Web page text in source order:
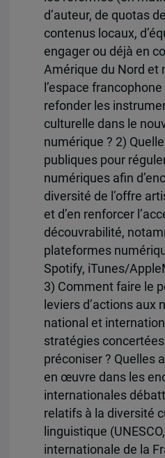
d’auteur, de quotas
contenus locaux,
engager ou déjà en
Amérique du Nord et
l’espace
refonder les
culturelle dans le
numérique ? 2)
publiques pour
numériques afin
diversité de l’offre
et d’en renforcer
découvrabilité,
plateformes
Spotify, iTunes/
3) Comment faire le
leviers d’actions aux
national et
stratégies
préconiser ? Quelles
en œuvre dans les
internationales
relatifs à la diversité
linguistique
internationale de la